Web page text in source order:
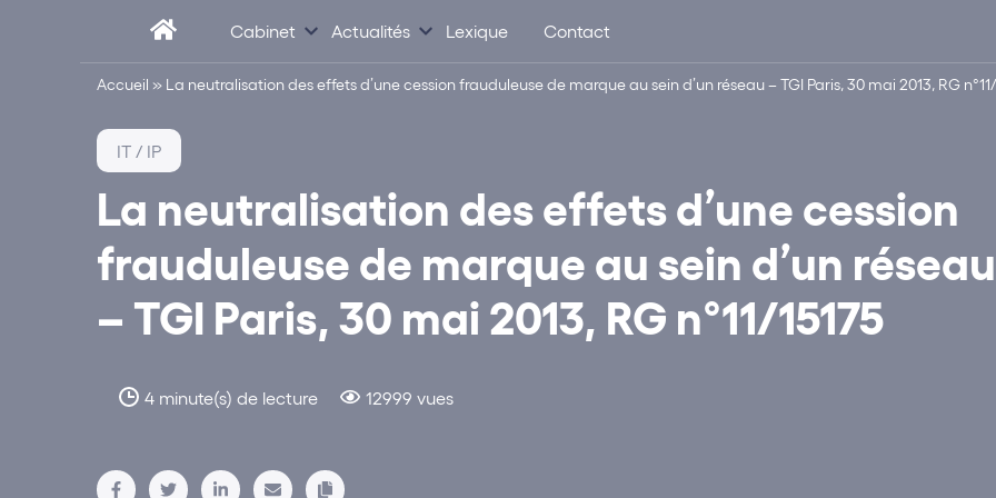
Cabinet Actualités Lexique Contact
Accueil » La neutralisation des effets d’une cession frauduleuse de marque au sein d’un réseau – TGI Paris, 30 mai 2013, RG n°11/
La neutralisation des effets d’une cession
frauduleuse de marque au sein d’un réseau
– TGI Paris, 30 mai 2013, RG n°11/15175
4 minute(s) de lecture 12999 vues
IT / IP